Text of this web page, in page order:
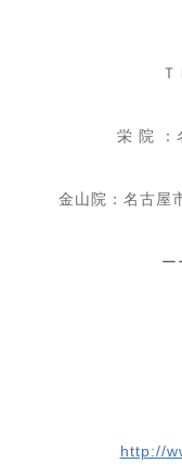
Ｔ
栄 院
金山院：名古屋
ー
http://